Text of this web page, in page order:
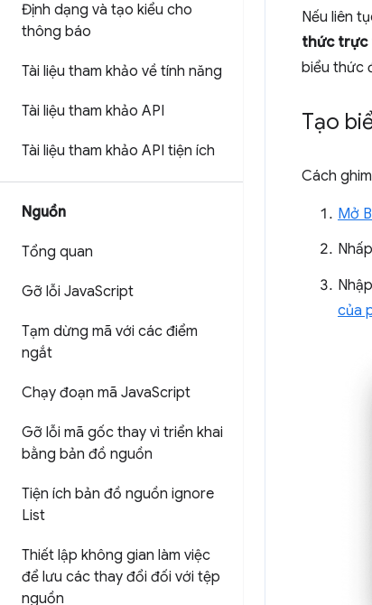
Định dạng và tạo kiểu cho
thông báo
Tài liệu tham khảo về tính năng
Tài liệu tham khảo API
Tài liệu tham khảo API tiện ích
Nguồn
Tổng quan
Gỡ lỗi JavaScript
Tạm dừng mã với các điểm
ngắt
Chạy đoạn mã JavaScript
Gỡ lỗi mã gốc thay vì triển khai
bằng bản đồ nguồn
Tiện ích bản đồ nguồn ignore
List
Thiết lập không gian làm việc
để lưu các thay đổi đối với tệp
nguồn
Nếu liên
thức trực
biểu thức
Tạo
Cách
Mở
của